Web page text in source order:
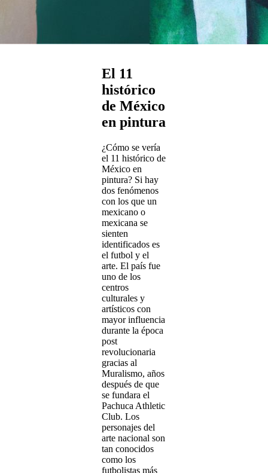
El 11
histórico
de México
en pintura
¿Cómo se vería
el 11 histórico de
México en
pintura? Si hay
dos fenómenos
con los que un
mexicano o
mexicana se
sienten
identificados es
el futbol y el
arte. El país fue
uno de los
centros
culturales y
artísticos con
mayor influencia
durante la época
post
revolucionaria
gracias al
Muralismo, años
después de que
se fundara el
Pachuca Athletic
Club. Los
personajes del
arte nacional son
tan conocidos
como los
futbolistas más